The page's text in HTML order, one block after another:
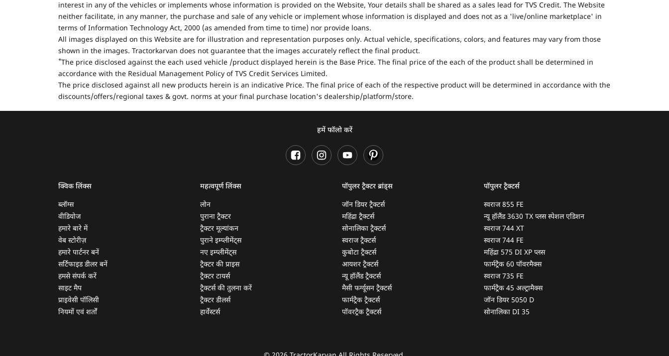
interest in any of the vehicles or implements whose information is provided on the Website, Your details shall be shared as a sales lead for TVS Credit. The Website
neither facilitate, in any manner, the purchase and sale of any vehicle or implement whose information is displayed and does not as a 'live/online marketplace' in
terms of Information Technology Act, 2000 (as amended from time to time) nor provide loans.
All images displayed on this Website are for illustration and representation purposes only. Actual vehicle, specifications, colors, and features may vary from those
shown in the images. Tractorkarvan does not guarantee that the images accurately reflect the final product.
*The price disclosed against the each used vehicle /product displayed herein is the Base Price. The final price of the each of the product shall be determined in
accordance with the Residual Management Policy of TVS Credit Services Limited.
The price disclosed against all new products herein is an indicative Price. The final price of each of the respective product will be determined in accordance with the
discounts/offers/regional taxes & govt. norms at your final purchase location's dealership/platform/store.
हमें फॉलो करें
क्विक लिंक्स
ब्लॉग्स
वीडियोज
हमारे बारे में
वेब स्टोरीज़
हमारे पार्टनर बनें
सर्टिफाइड डीलर बनें
हमसे संपर्क करें
साइट मैप
प्राइवेसी पॉलिसी
नियमों एवं शर्तों
महत्वपूर्ण लिंक्स
लोन
पुराना ट्रैक्टर
ट्रैक्टर मूल्यांकन
पुराने इम्प्लीमेंट्स
नए इम्प्लीमेंट्स
ट्रैक्टर की प्राइस
ट्रैक्टर टायर्स
ट्रैक्टर्स की तुलना करें
ट्रैक्टर डीलर्स
हार्वेस्टर्स
पॉपुलर ट्रैक्टर ब्रांड्स
जॉन डियर ट्रैक्टर्स
महिंद्रा ट्रैक्टर्स
सोनालिका ट्रैक्टर्स
स्वराज ट्रैक्टर्स
कुबोटा ट्रैक्टर्स
आयशर ट्रैक्टर्स
न्यू हॉलैंड ट्रैक्टर्स
मैसी फर्ग्यूसन ट्रैक्टर्स
फार्मट्रैक ट्रैक्टर्स
पॉवरट्रैक ट्रैक्टर्स
पॉपुलर ट्रैक्टर्स
स्वराज 855 FE
न्यू हॉलैंड 3630 TX प्लस स्पेशल एडिशन
स्वराज 744 XT
स्वराज 744 FE
महिंद्रा 575 DI XP प्लस
फार्मट्रैक 60 पॉवरमैक्स
स्वराज 735 FE
फार्मट्रैक 45 अल्ट्रामैक्स
जॉन डियर 5050 D
सोनालिका DI 35